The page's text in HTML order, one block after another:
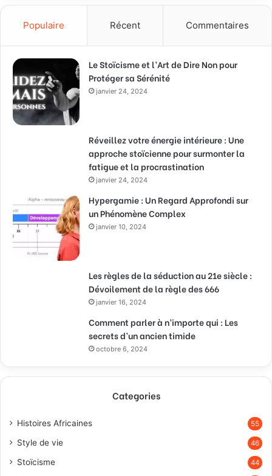
Populaire Récent Commentaires
Le Stoïcisme et l’Art de Dire Non pour
Protéger sa Sérénité
janvier 24, 2024
Réveillez votre énergie intérieure : Une
approche stoïcienne pour surmonter la
fatigue et la procrastination
janvier 24, 2024
Hypergamie : Un Regard Approfondi sur
un Phénomène Complex
janvier 10, 2024
Les règles de la séduction au 21e siècle :
Dévoilement de la règle des 666
janvier 16, 2024
Comment parler à n’importe qui : Les
secrets d’un ancien timide
octobre 6, 2024
Categories
Histoires Africaines 55
Style de vie 46
Stoïcisme 44